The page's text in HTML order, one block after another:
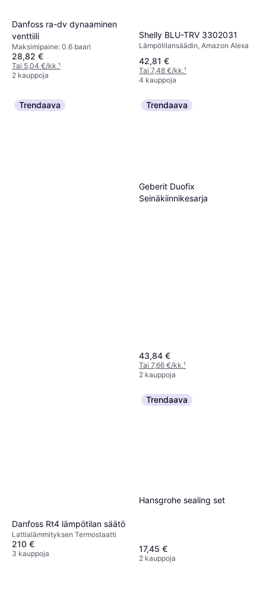
Danfoss ra-dv dynaaminen
venttiili
Maksimipaine: 0.6 baari
28,82 €
Tai 5,04 €/kk.¹
2 kauppoja
Shelly BLU-TRV 3302031
Lämpötilansäädin, Amazon Alexa
42,81 €
Tai 7,48 €/kk.¹
4 kauppoja
Trendaava
3 kauppoja
Trendaava
Geberit Duofix
Seinäkiinnikesarja
43,84 €
Tai 7,66 €/kk.¹
2 kauppoja
Danfoss Rt4 lämpötilan säätö
Lattialämmityksen Termostaatti
210 €
3 kauppoja
Trendaava
Hansgrohe sealing set
17,45 €
2 kauppoja